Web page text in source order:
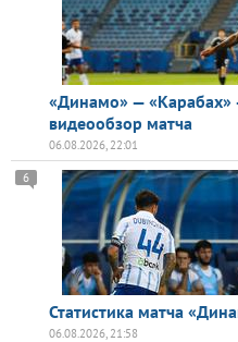
«Динамо» —
видеообзор матча
06.08.2026, 22:01
Статистика матча
6
06.08.2026, 21:58